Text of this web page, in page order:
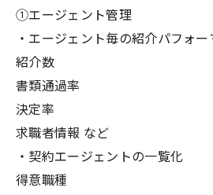
①エージェント管理
・エージェント毎の紹介パフォ
紹介数
書類通過率
決定率
求職者情報 など
・契約エージェントの一覧化
得意職種